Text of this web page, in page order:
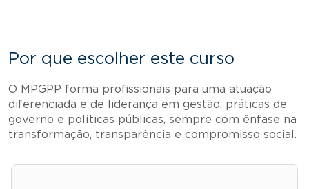
Por que escolher este curso
O MPGPP forma profissionais para uma atuação
diferenciada e de liderança em gestão, práticas de
governo e políticas públicas, sempre com ênfase na
transformação, transparência e compromisso social.